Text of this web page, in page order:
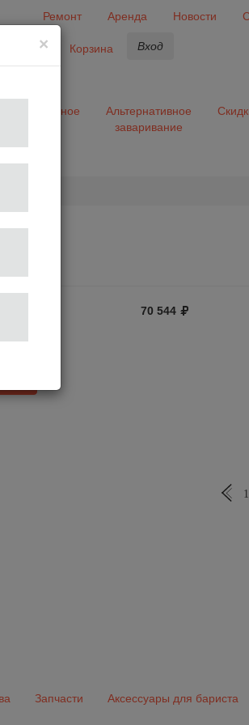
Ремонт Аренда Новости
Корзина Вход
Разное
Альтернативное
заваривание
70 544
1
×
Запчасти Аксессуары для бариста